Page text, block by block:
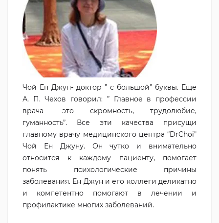
Чой Ен Джун- доктор ” с большой” буквы. Еще
А. П. Чехов говорил: ” Главное в профессии
врача- это скромность, трудолюбие,
гуманность”. Все эти качества присущи
главному врачу медицинского центра “DrChoi"
Чой Ен Джуну. Он чутко и внимательно
относится к каждому пациенту, помогает
понять психологические причины
заболевания. Ен Джун и его коллеги деликатно
и компетентно помогают в лечении и
профилактике многих заболеваний.